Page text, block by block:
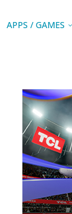
APPS / GAMES